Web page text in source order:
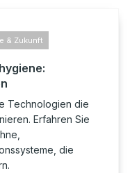
& Zukunft
Technologien die
Erfahren Sie
die